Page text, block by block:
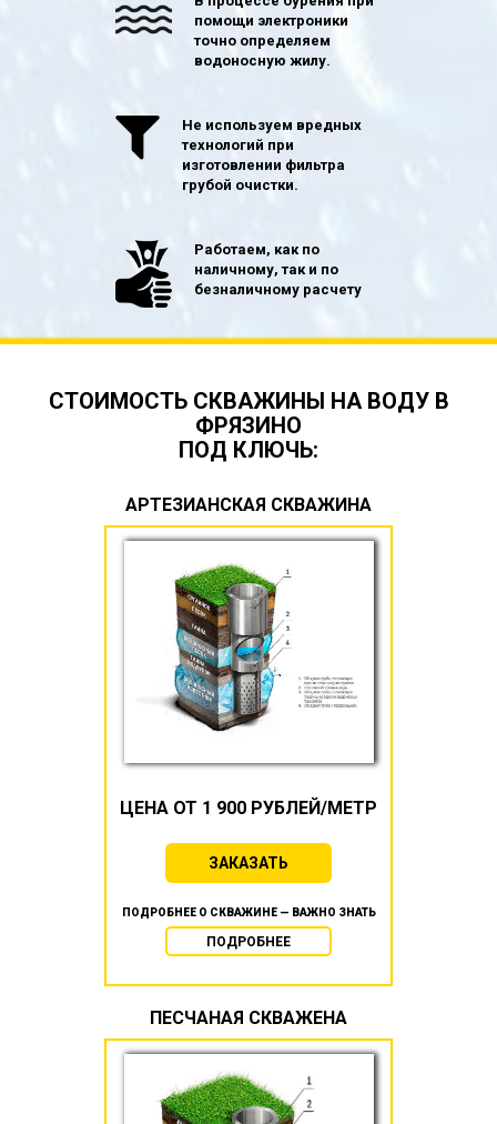
помощи электроники
точно определяем
водоносную жилу.
Не используем вредных
технологий при
изготовлении фильтра
грубой очистки.
Работаем, как по
наличному, так и по
безналичному расчету
СТОИМОСТЬ СКВАЖИНЫ НА ВОДУ В
ФРЯЗИНО
ПОД КЛЮЧЬ:
АРТЕЗИАНСКАЯ СКВАЖИНА
ЦЕНА ОТ 1 900 РУБЛЕЙ/МЕТР
ЗАКАЗАТЬ
ПОДРОБНЕЕ О СКВАЖИНЕ — ВАЖНО ЗНАТЬ
ПОДРОБНЕЕ
ПЕСЧАНАЯ СКВАЖЕНА